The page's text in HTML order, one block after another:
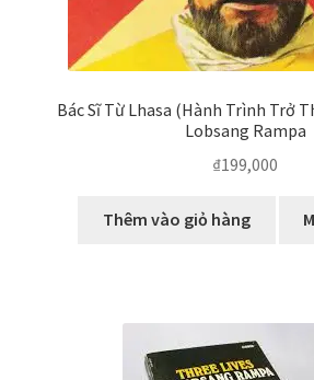
Bác Sĩ Từ Lhasa (Hành Trình Trở
Lobsang Rampa
₫199,000
Thêm vào giỏ hàng